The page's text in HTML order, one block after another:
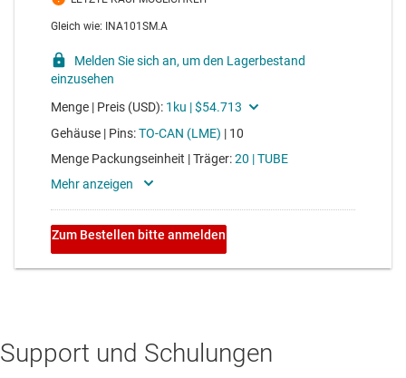
Support und Schulungen